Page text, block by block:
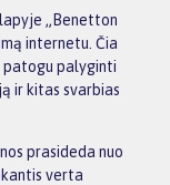
„Benetton
internetu. Čia
patogu palyginti
ir kitas svarbias
prasideda nuo
verta